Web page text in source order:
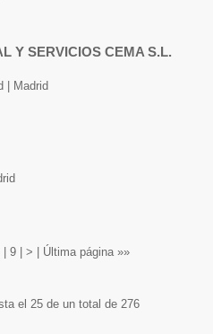
Y SERVICIOS CEMA S.L.
| Madrid
9 > Última página »»
el 25 de un total de 276